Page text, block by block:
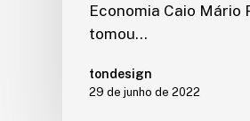
Economia Caio Mário
tomou…
tondesign
29 de junho de 2022